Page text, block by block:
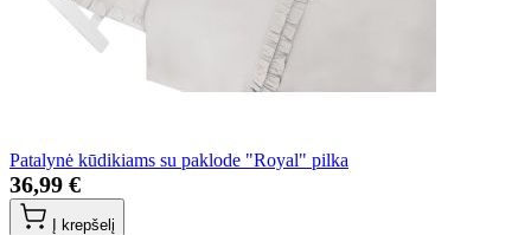
Patalynė kūdikiams su paklode "Royal" pilka
36,99 €
Į krepšelį